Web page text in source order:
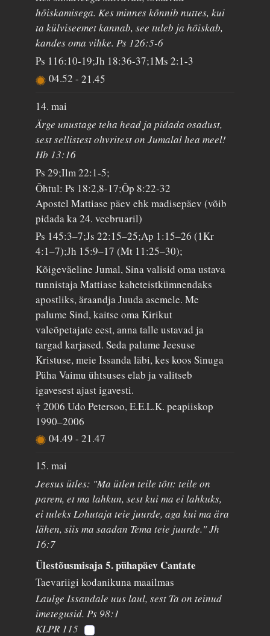
hõiskamisega. Kes minnes kõnnib nuttes, kui
ta külviseemet kannab, see tuleb ja hõiskab,
kandes oma vihke. Ps 126:5-6
Ps 116:10-19;Jh 18:36-37;1Ms 2:1-3
04.52-21.45
14. mai
Ärge unustage teha head ja pidada osadust,
sest sellistest ohvritest on Jumalal hea meel!
Hb 13:16
Ps 29;Ilm 22:1-5;
Õhtul: Ps 18:2,8-17;Õp 8:22-32
Apostel Mattiase päev ehk madisepäev (võib
pidada ka 24. veebruaril)
Ps 145:3–7;Js 22:15–25;Ap 1:15–26 (1Kr
4:1–7);Jh 15:9–17 (Mt 11:25–30);
Kõigeväeline Jumal, Sina valisid oma ustava
tunnistaja Mattiase kaheteistkümnendaks
apostliks, äraandja Juuda asemele. Me
palume Sind, kaitse oma Kirikut
valeõpetajate eest, anna talle ustavad ja
targad karjased. Seda palume Jeesuse
Kristuse, meie Issanda läbi, kes koos Sinuga
Püha Vaimu ühtsuses elab ja valitseb
igavesest ajast igavesti.
† 2006 Udo Petersoo, E.E.L.K. peapiiskop
1990–2006
04.49-21.47
15. mai
Jeesus ütles: "Ma ütlen teile tõtt: teile on
parem, et ma lahkun, sest kui ma ei lahkuks,
ei tuleks Lohutaja teie juurde, aga kui ma ära
lähen, siis ma saadan Tema teie juurde." Jh
16:7
Ülestõusmisaja 5. pühapäev Cantate
Taevariigi kodanikuna maailmas
Laulge Issandale uus laul, sest Ta on teinud
imetegusid. Ps 98:1
KLPR 115